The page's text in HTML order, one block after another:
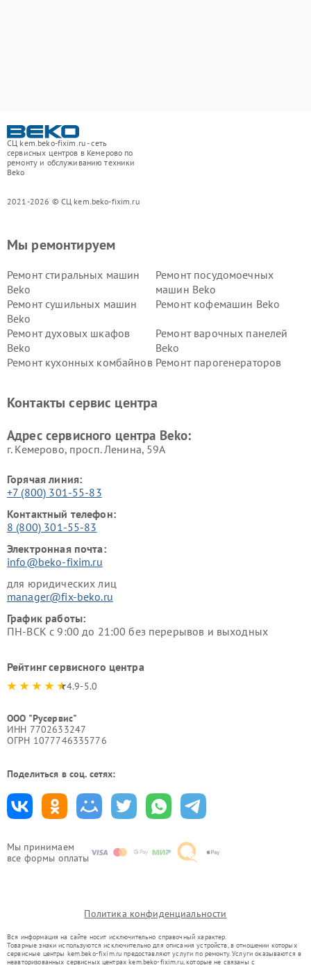
СЦ kem.beko-fixim.ru - сеть
сервисных центров в Кемерово по
ремонту и обслуживанию техники
Beko
2021-2026 © СЦ kem.beko-fixim.ru
Мы принимаем
все формы оплаты
Мы ремонтируем
Ремонт стиральных машин
Beko
Ремонт посудомоечных
машин Beko
Ремонт сушильных машин
Beko
Ремонт кофемашин Beko
Ремонт духовых шкафов
Beko
Ремонт варочных панелей
Beko
Ремонт кухонных комбайнов Ремонт парогенераторов
Ремонт холодильников Beko Ремонт морозильных камер
Контакты сервис центра
Адрес сервисного центра Beko:
г. Кемерово, просп. Ленина, 59А
Горячая линия:
+7 (800) 301-55-83
Контактный телефон:
8 (800) 301-55-83
Электронная почта:
info@beko-fixim.ru
для юридических лиц
manager@fix-beko.ru
График работы:
ПН-ВСК с 9:00 до 21:00 без перерывов и выходных
Рейтинг сервисного центра
4.9-5.0
ООО "Русервис"
ИНН 7702633247
ОГРН 1077746335776
Поделиться в соц. сетях:
Политика конфиденциальности
Вся информация на сайте носит исключительно справочный характер.
Товарные знаки используются исключительно для описания устройств, в отношении которых
сервисные центры kem.beko-fixim.ru предоставляют услуги по ремонту. Услуги оказываются в
неавторизованных сервисных центрах kem.beko-fixim.ru, которые не связаны с